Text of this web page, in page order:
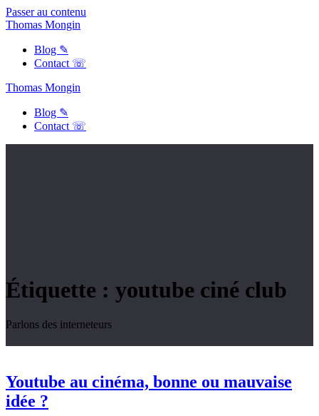
Passer au contenu
Thomas Mongin
Blog ✎
Contact ☏
Thomas Mongin
Blog ✎
Contact ☏
Étiquette : youtube ciné club
Parlons des interneteurs
Youtube au cinéma, bonne ou mauvaise
idée ?